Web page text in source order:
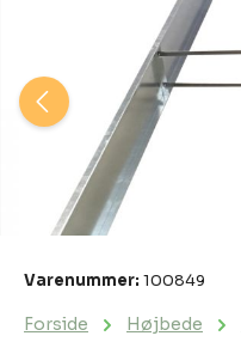
Forside Højbede
Varenummer: 100849